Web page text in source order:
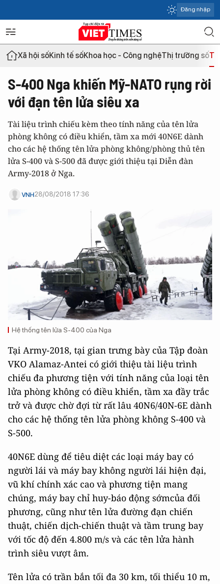
Đăng nhập
Xã hội sốKinh tế sốKhoa học - Công nghệThị trường số
S-400 Nga khiến Mỹ-NATO rụng rời
với đạn tên lửa siêu xa
Tài liệu trình chiếu kèm theo tính năng của tên lửa
phòng không có điều khiển, tầm xa mới 40N6E dành
cho các hệ thống tên lửa phòng không/phòng thủ tên
lửa S-400 và S-500 đã được giới thiệu tại Diễn đàn
Army-2018 ở Nga.
VNH28/08/2018 17:36
Hệ thống tên lửa S-400 của Nga
Tại Army-2018, tại gian trưng bày của Tập đoàn
VKO Alamaz-Antei có giới thiệu tài liệu trình
chiếu đa phương tiện với tính năng của loại tên
lửa phòng không có điều khiển, tầm xa đầy trắc
trở và được chờ đợi từ rất lâu 40N6/40N-6E dành
cho các hệ thống tên lửa phòng không S-400 và
S-500.
40N6E dùng để tiêu diệt các loại máy bay có
người lái và máy bay không người lái hiện đại,
vũ khí chính xác cao và phương tiện mang
chúng, máy bay chỉ huy-báo động sớmcủa đối
phương, cũng như tên lửa đường đạn chiến
thuật, chiến dịch-chiến thuật và tầm trung bay
với tốc độ đến 4.800 m/s và các tên lửa hành
trình siêu vượt âm.
Tên lửa có trần bắn tối đa 30 km, tối thiểu 10 m,